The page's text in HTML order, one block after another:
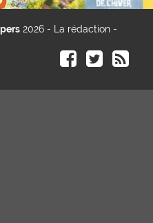
2026 - La rédaction -